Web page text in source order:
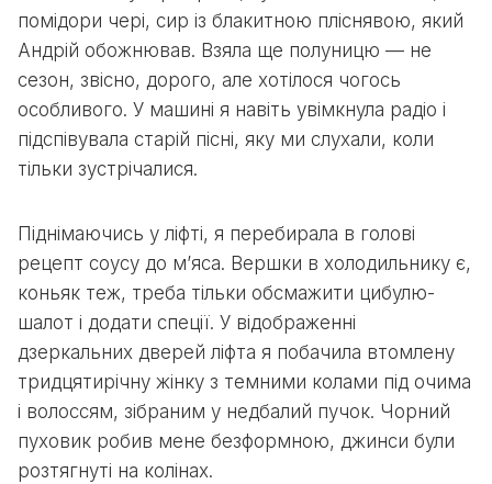
помідори чері, сир із блакитною пліснявою, який
Андрій обожнював. Взяла ще полуницю — не
сезон, звісно, дорого, але хотілося чогось
особливого. У машині я навіть увімкнула радіо і
підспівувала старій пісні, яку ми слухали, коли
тільки зустрічалися.
Піднімаючись у ліфті, я перебирала в голові
рецепт соусу до м’яса. Вершки в холодильнику є,
коньяк теж, треба тільки обсмажити цибулю-
шалот і додати спеції. У відображенні
дзеркальних дверей ліфта я побачила втомлену
тридцятирічну жінку з темними колами під очима
і волоссям, зібраним у недбалий пучок. Чорний
пуховик робив мене безформною, джинси були
розтягнуті на колінах.